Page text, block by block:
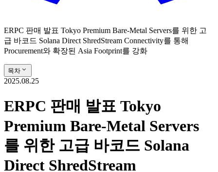
ERPC 판매 발표 Tokyo Premium Bare-Metal Servers를 위한 고
급 바코드 Solana Direct ShredStream Connectivity를 통해
Procurement와 확장된 Asia Footprint를 강화
목차
2025.08.25
ERPC 판매 발표 Tokyo
Premium Bare-Metal Servers
를 위한 고급 바코드 Solana
Direct ShredStream